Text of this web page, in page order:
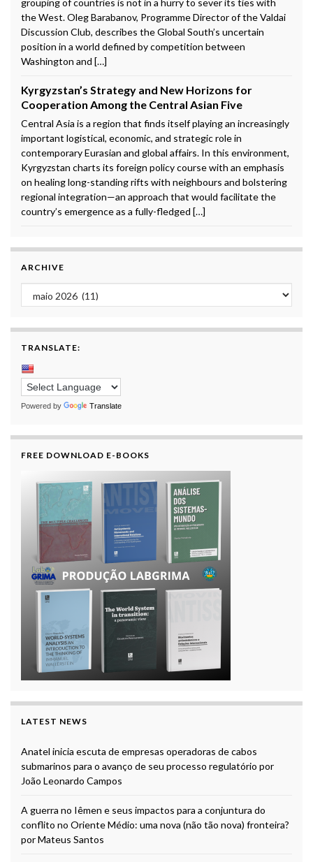
grouping of countries is not in a hurry to sever its ties with
the West. Oleg Barabanov, Programme Director of the Valdai
Discussion Club, describes the Global South’s uncertain
position in a world defined by competition between
Washington and […]
Kyrgyzstan’s Strategy and New Horizons for
Cooperation Among the Central Asian Five
Central Asia is a region that finds itself playing an increasingly
important logistical, economic, and strategic role in
contemporary Eurasian and global affairs. In this environment,
Kyrgyzstan charts its foreign policy course with an emphasis
on healing long-standing rifts with neighbours and bolstering
regional integration—an approach that would facilitate the
country’s emergence as a fully-fledged […]
ARCHIVE
Archive
TRANSLATE:
Powered by Translate
FREE DOWNLOAD E-BOOKS
LATEST NEWS
Anatel inicia escuta de empresas operadoras de cabos
submarinos para o avanço de seu processo regulatório por
João Leonardo Campos
A guerra no Iêmen e seus impactos para a conjuntura do
conflito no Oriente Médio: uma nova (não tão nova) fronteira?
por Mateus Santos